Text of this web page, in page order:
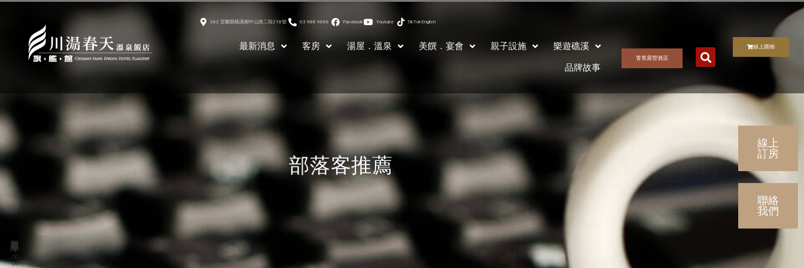
262 宜蘭縣礁溪鄉中山路二段218號 03 988 9666 Facebook Youtube TikTokEnglish
最新消息 客房 湯屋．溫泉 美饌．宴會 親子設施
樂遊礁溪
品牌故事
青青露營酒店
線上購物
陳momo東摸摸西摸摸｜部落客推薦
部落客推薦
線上
訂房
聯絡
我們